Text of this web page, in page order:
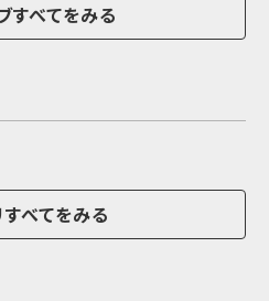
すべてをみる
べてをみる